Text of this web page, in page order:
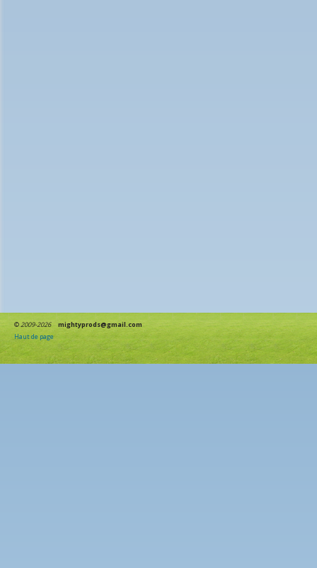
©2009-2026
mightyprods@gmail.com
Haut de page